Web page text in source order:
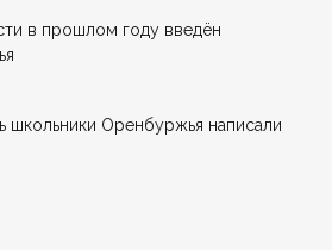
в прошлом году введён
школьники Оренбуржья написали